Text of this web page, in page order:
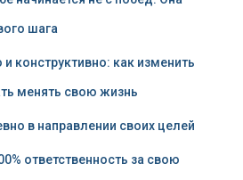
шага
конструктивно: как изменить
менять свою жизнь
в направлении своих целей
ответственность за свою